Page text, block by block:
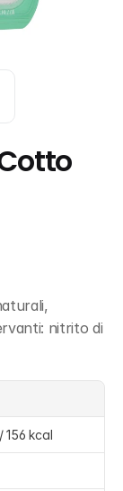
nitrito di
156 kcal